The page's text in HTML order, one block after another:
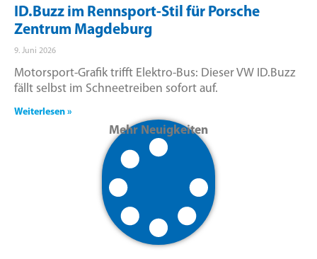
ID.Buzz im Rennsport-Stil für Porsche
Zentrum Magdeburg
9. Juni 2026
Motorsport-Grafik trifft Elektro-Bus: Dieser VW ID.Buzz
fällt selbst im Schneetreiben sofort auf.
Weiterlesen »
Mehr Neuigkeiten